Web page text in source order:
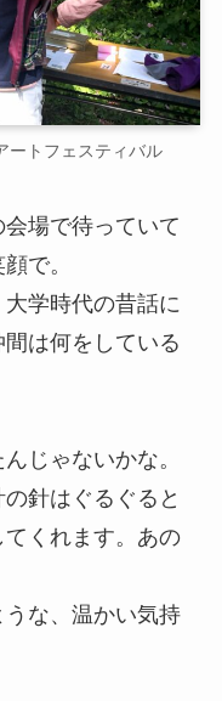
ートフェスティバル
場で待っていて
で。
学時代の昔話に
は何をしている
じゃないかな。
針はぐるぐると
くれます。あの
な、温かい気持